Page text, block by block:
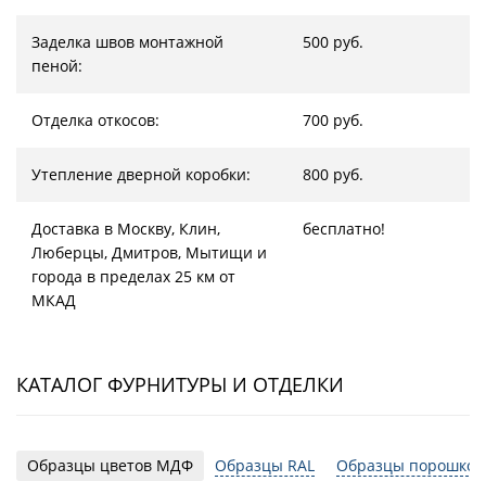
Заделка швов монтажной
пеной:
500 руб.
Отделка откосов: 700 руб.
Утепление дверной коробки: 800 руб.
Доставка в Москву, Клин,
Люберцы, Дмитров, Мытищи и
города в пределах 25 км от
МКАД
бесплатно!
КАТАЛОГ ФУРНИТУРЫ И ОТДЕЛКИ
Образцы цветов МДФ Образцы RAL Образцы